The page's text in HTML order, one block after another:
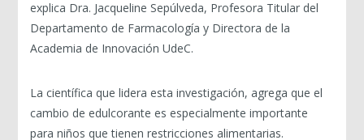
explica Dra. Jacqueline Sepúlveda, Profesora Titular del
Departamento de Farmacología y Directora de la
Academia de Innovación UdeC.
La científica que lidera esta investigación, agrega que el
cambio de edulcorante es especialmente importante
para niños que tienen restricciones alimentarias.